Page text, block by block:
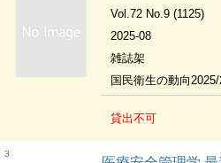
Vol.72 No.9 (1125)
2025-08
雑誌架
国民衛生の動向
貸出不可
3